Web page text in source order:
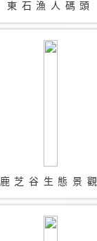
東石漁人碼頭
鹿芝谷生態景觀